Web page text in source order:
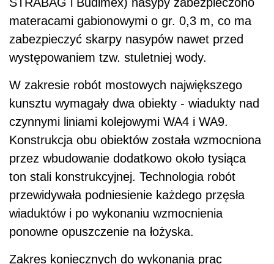
materacami gabionowymi o gr. 0,3 m, co ma
zabezpieczyć skarpy nasypów nawet przed
występowaniem tzw. stuletniej wody.
W zakresie robót mostowych największego
kunsztu wymagały dwa obiekty - wiadukty nad
czynnymi liniami kolejowymi WA4 i WA9.
Konstrukcja obu obiektów została wzmocniona
przez wbudowanie dodatkowo około tysiąca
ton stali konstrukcyjnej. Technologia robót
przewidywała podniesienie każdego przęsła
wiaduktów i po wykonaniu wzmocnienia
ponowne opuszczenie na łożyska.
Zakres koniecznych do wykonania prac